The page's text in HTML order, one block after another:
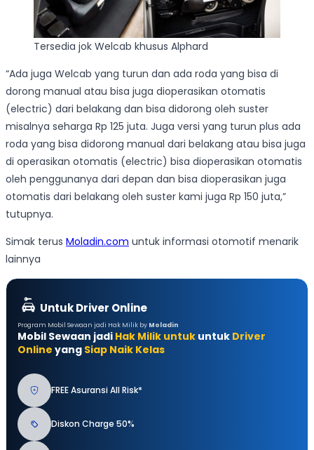
Tersedia jok Welcab khusus Alphard
“Ada juga Welcab yang turun dan ada roda yang bisa di
dorong manual atau bisa juga dioperasikan otomatis
(electric) dari belakang dan bisa didorong oleh suster
misalnya seharga Rp 125 juta. Juga versi yang turun plus ada
roda yang bisa didorong manual dari belakang atau bisa juga
di operasikan otomatis (electric) bisa dioperasikan otomatis
oleh penggunanya dari depan dan bisa dioperasikan juga
otomatis dari belakang oleh suster kami juga Rp 150 juta,”
tutupnya.
Simak terus Moladin.com untuk informasi otomotif menarik
lainnya
Untuk Driver Online
Program Mobil Sewaan jadi Hak Milik by Moladin
Mobil Sewaan jadi Hak Milik untuk untuk Driver
Online yang Siap Naik Kelas
FREE Asuransi All Risk*
Diskon Charge 50%